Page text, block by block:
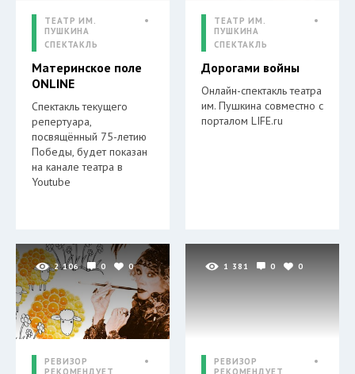
ТЕАТР ИМ.
ПУШКИНА
СПЕКТАКЛЬ
Материнское поле
ONLINE
Спектакль текущего
репертуара,
посвящённый 75-летию
Победы, будет показан
на канале театра в
Youtube
ТЕАТР ИМ.
ПУШКИНА
СПЕКТАКЛЬ
Дорогами войны
Онлайн-спектакль театра
им. Пушкина совместно с
порталом LIFE.ru
2 106 0 0
РЕВИЗОР
1 381 0 0
РЕВИЗОР